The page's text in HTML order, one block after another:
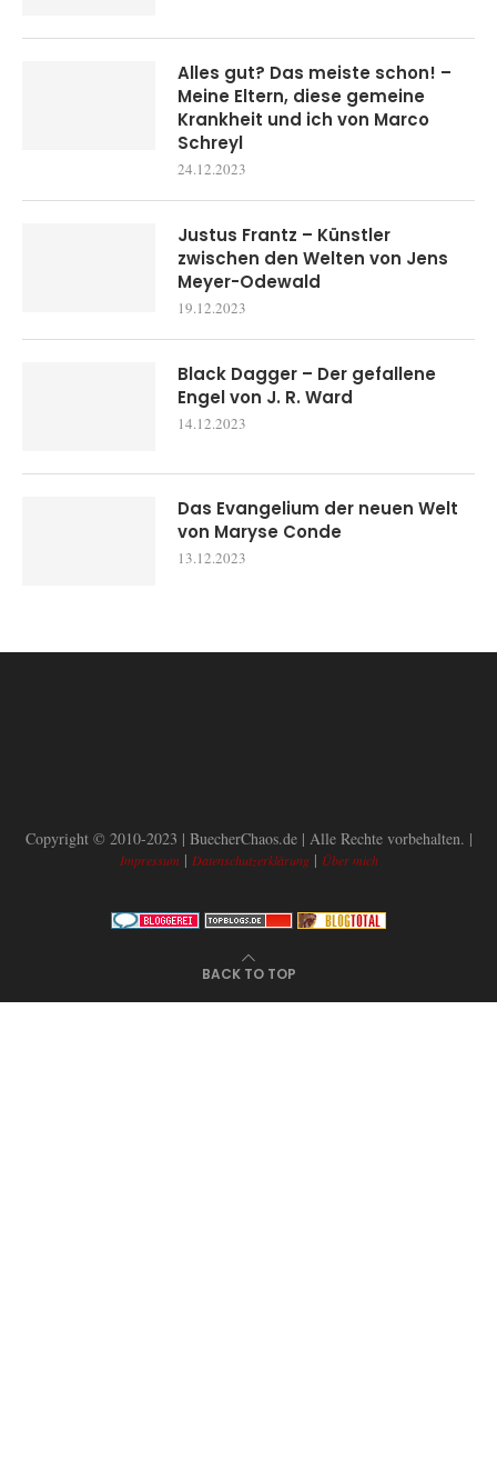
Alles gut? Das meiste schon! –
Meine Eltern, diese gemeine
Krankheit und ich von Marco
Schreyl
24.12.2023
Justus Frantz – Künstler
zwischen den Welten von Jens
Meyer-Odewald
19.12.2023
Black Dagger – Der gefallene
Engel von J. R. Ward
14.12.2023
Das Evangelium der neuen Welt
von Maryse Conde
13.12.2023
Copyright © 2010-2023 | BuecherChaos.de | Alle Rechte vorbehalten. |
Impressum | Datenschutzerklärung| Über mich
BACK TO TOP